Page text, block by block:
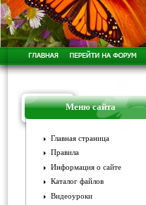
Меню сайта
Главная страница
Правила
Информация о сайте
Каталог файлов
Видеоуроки